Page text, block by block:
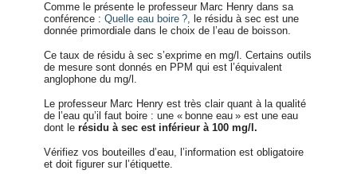
Comme le présente le professeur Marc Henry dans sa
conférence : Quelle eau boire ?, le résidu à sec est une
donnée primordiale dans le choix de l’eau de boisson.
Ce taux de résidu à sec s’exprime en mg/l. Certains outils
de mesure sont donnés en PPM qui est l’équivalent
anglophone du mg/l.
Le professeur Marc Henry est très clair quant à la qualité
de l’eau qu’il faut boire : une « bonne eau » est une eau
dont le résidu à sec est inférieur à 100 mg/l.
Vérifiez vos bouteilles d’eau, l’information est obligatoire
et doit figurer sur l’étiquette.